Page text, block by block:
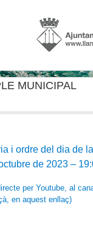
MUNICIPAL
i ordre del dia de
de 2023 –
per Youtube, al
en aquest enllaç)